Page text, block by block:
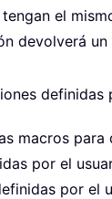
el
devolverá un
definidas
macros para
por el
por el